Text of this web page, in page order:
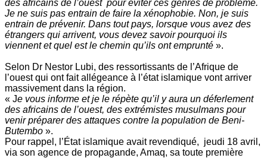
des africains de l’ouest pour éviter ces genres de problème.
Je ne suis pas entrain de faire la xénophobie. Non, je suis
entrain de prévenir. Dans tout pays, lorsque vous avez des
étrangers qui arrivent, vous devez savoir pourquoi ils
viennent et quel est le chemin qu’ils ont emprunté ».
Selon Dr Nestor Lubi, des ressortissants de l’Afrique de
l’ouest qui ont fait allégeance à l’état islamique vont arriver
massivement dans la région.
« Je vous informe et je le répète qu’il y aura un déferlement
des africains de l’ouest, des extrémistes musulmans pour
venir préparer des attaques contre la population de Beni-
Butembo ».
Pour rappel, l’État islamique avait revendiqué, jeudi 18 avril,
via son agence de propagande, Amaq, sa toute première